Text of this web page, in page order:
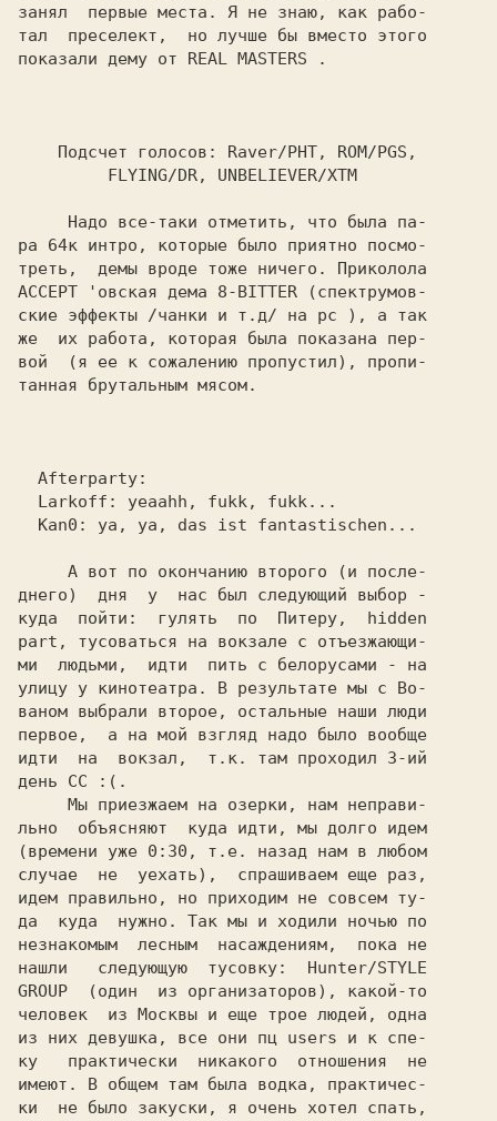
занял  первые места. Я не знаю, как рабо-
тал  преселект,  но лучше бы вместо этого
показали дему от REAL MASTERS .
Подсчет голосов: Raver/PHT, ROM/PGS,
Надо все-таки отметить, что была па-
ра 64к интро, которые было приятно посмо-
ACCEPT
'овская дема 8-BITTER
(спектрумов-
ские эффекты /чанки и т.д/ на pc
), a так
же  их работа, которая была показана пер-
вой  (я ее к сожалению пропустил), пропи-
танная брутальным мясом.
Afterparty:
Larkoff: yeaahh, fukk, fukk...
Kan0: ya, ya, das ist fantastischen...
днего)  дня  у  нас был следующий выбор -
куда  пойти:  гулять  по  Питеру,  hidden
part, тусоваться на вокзале с отъезжающи-
ми  людьми,  идти  пить с белорусами - на
улицу у кинотеатра. В результате мы с Во-
ваном выбрали второе, остальные наши люди
первое,  а на мой взгляд надо было вообще
идти  на  вокзал,  т.к. там проходил 3-ий
день СС
:(.
льно  объясняют  куда идти, мы долго идем
(времени уже 0:30, т.е. назад нам в любом
случае  не  уехать),  спрашиваем еще раз,
идем правильно, но приходим не совсем ту-
да  куда  нужно. Так мы и ходили ночью по
незнакомым  лесным  насаждениям,  пока не
нашли   следующую  тусовку: Hunter/STYLE
GROUP
(один  из организаторов), какой-то
человек  из Москвы и еще трое людей, одна
из них девушка, все они пц users и к спе-
ку практически  никакого  отношения  не
имеют. В общем там была водка, практичес-
ки  не было закуски, я очень хотел спать,